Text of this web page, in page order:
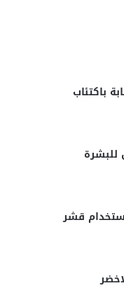
باكتئاب
للبشرة
قشر